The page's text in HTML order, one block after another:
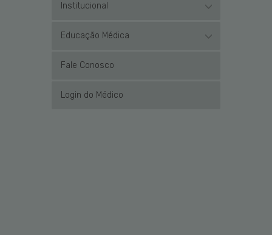
Institucional
Educação Médica
Fale Conosco
Login do Médico